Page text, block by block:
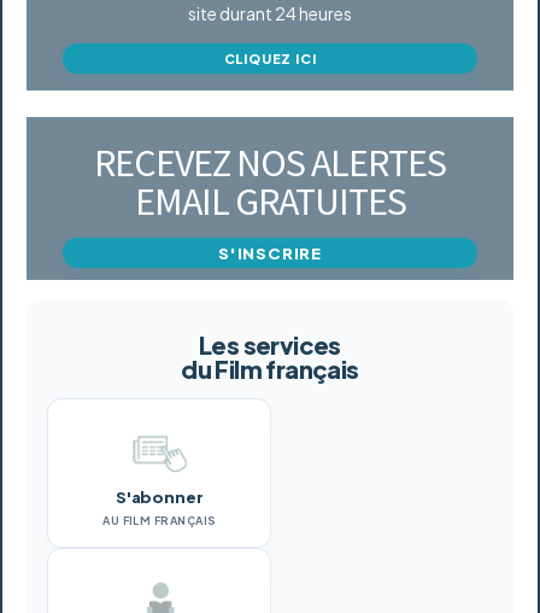
site durant 24 heures
CLIQUEZ ICI
RECEVEZ NOS ALERTES
EMAIL GRATUITES
S'INSCRIRE
Les services
du Film français
S'abonner
AU FILM FRANÇAIS